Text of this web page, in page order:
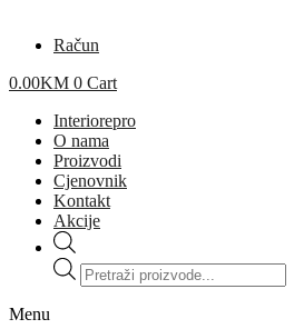
Račun
0.00KM 0 Cart
Interiorepro
O nama
Proizvodi
Cjenovnik
Kontakt
Akcije
Products
search
Menu